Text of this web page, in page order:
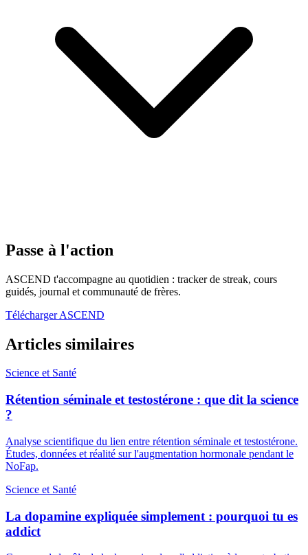
Passe à l'action
ASCEND t'accompagne au quotidien : tracker de streak, cours
guidés, journal et communauté de frères.
Télécharger ASCEND
Articles similaires
Science et Santé
Rétention séminale et testostérone : que dit la science
?
Analyse scientifique du lien entre rétention séminale et testostérone.
Études, données et réalité sur l'augmentation hormonale pendant le
NoFap.
Science et Santé
La dopamine expliquée simplement : pourquoi tu es
addict